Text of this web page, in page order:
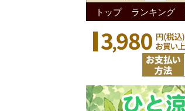
トップ ランキング